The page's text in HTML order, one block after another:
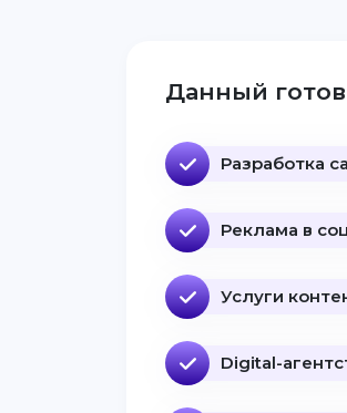
Данный
Разработка
Реклама в
Услуги
Digital-